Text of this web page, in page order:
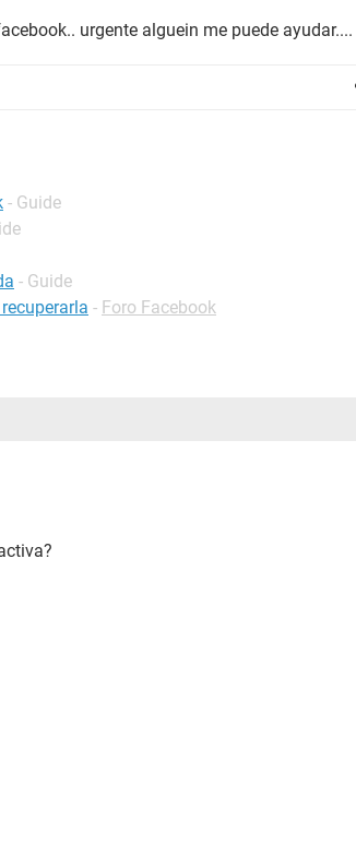
urgente alguein me puede ayudar....
- Guide
- Guide
- Foro Facebook